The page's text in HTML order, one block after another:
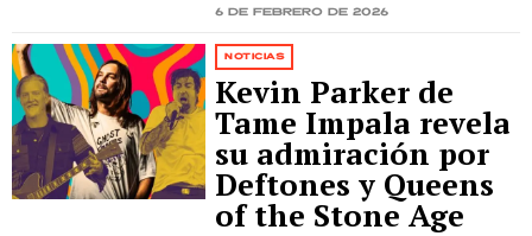
6 de febrero de 2026
NOTICIAS
Kevin Parker de
Tame Impala revela
su admiración por
Deftones y Queens
of the Stone Age